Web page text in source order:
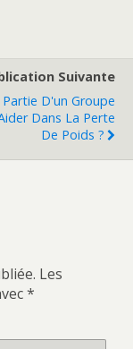
Suivante
Partie D'un Groupe
Dans La Perte
De Poids ?
Les
*